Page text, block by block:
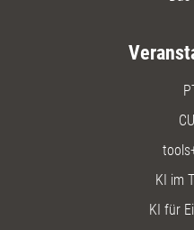
KI im
KI für